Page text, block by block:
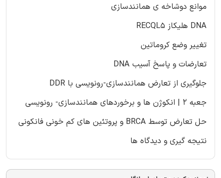
موانع دوشاخه ی همانندسازی
DNA هلیکاز RECQL5
تغییر وضع کروماتین
تعارضات و پاسخ آسیب DNA
جلوگیری از تعارض همانندسازی-رونویسی با DDR
جعبه 2 | انکوژن ها و برخوردهای همانندسازی- رونویسی
حل تعارض توسط BRCA و پروتئین های کم خونی فانکونی
نتیجه گیری و دیدگاه ها